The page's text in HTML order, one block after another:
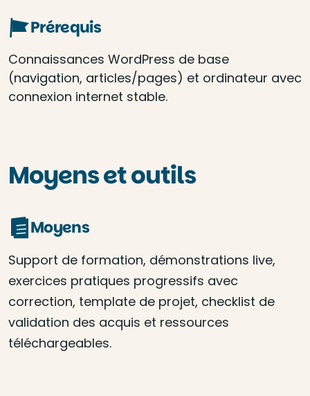
Prérequis
Connaissances WordPress de base
(navigation, articles/pages) et ordinateur avec
connexion internet stable.
Moyens et outils
Moyens
Support de formation, démonstrations live,
exercices pratiques progressifs avec
correction, template de projet, checklist de
validation des acquis et ressources
téléchargeables.